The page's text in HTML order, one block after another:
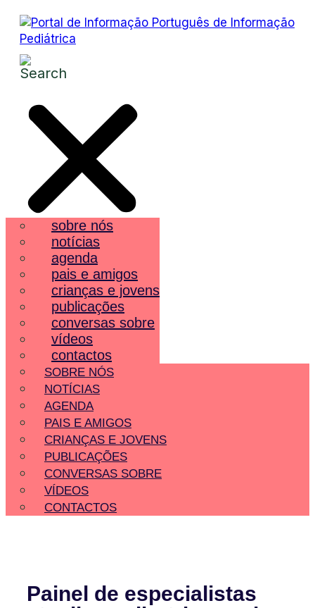
sobre nós
notícias
agenda
pais e amigos
crianças e jovens
publicações
conversas sobre
vídeos
contactos
SOBRE NÓS
NOTÍCIAS
AGENDA
PAIS E AMIGOS
CRIANÇAS E JOVENS
PUBLICAÇÕES
CONVERSAS SOBRE
VÍDEOS
CONTACTOS
Painel de especialistas